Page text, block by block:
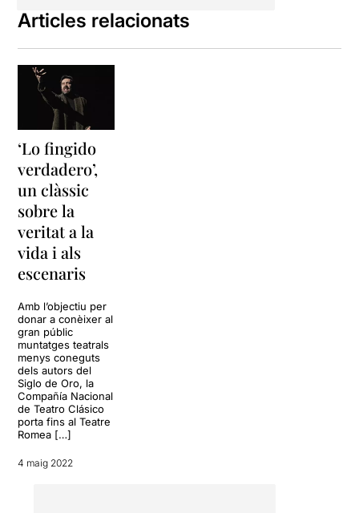
a més, el gran treball
d'il·luminació de
Gómez-Cornejoi
Articles relacionats
‘Lo fingido
verdadero’,
un clàssic
sobre la
veritat a la
vida i als
escenaris
Amb l’objectiu per
donar a conèixer al
gran públic
muntatges teatrals
menys coneguts
dels autors del
Siglo de Oro, la
Compañía Nacional
de Teatro Clásico
porta fins al Teatre
Romea […]
4 maig 2022